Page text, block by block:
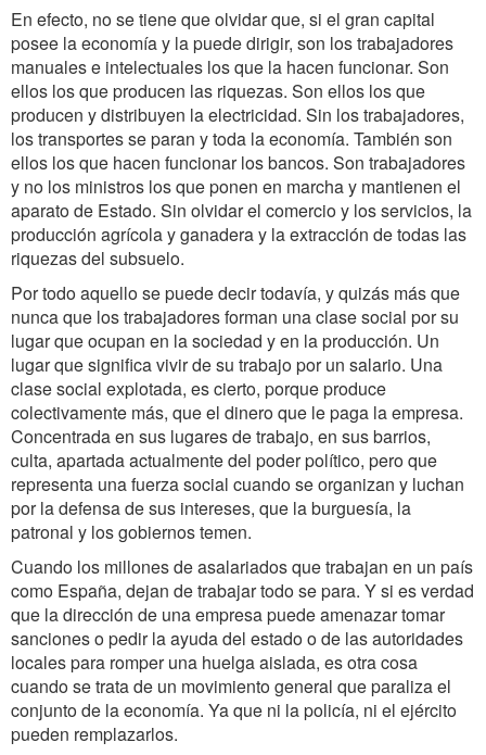
En efecto, no se tiene que olvidar que, si el gran capital
posee la economía y la puede dirigir, son los trabajadores
manuales e intelectuales los que la hacen funcionar. Son
ellos los que producen las riquezas. Son ellos los que
producen y distribuyen la electricidad. Sin los trabajadores,
los transportes se paran y toda la economía. También son
ellos los que hacen funcionar los bancos. Son trabajadores
y no los ministros los que ponen en marcha y mantienen el
aparato de Estado. Sin olvidar el comercio y los servicios, la
producción agrícola y ganadera y la extracción de todas las
riquezas del subsuelo.
Por todo aquello se puede decir todavía, y quizás más que
nunca que los trabajadores forman una clase social por su
lugar que ocupan en la sociedad y en la producción. Un
lugar que significa vivir de su trabajo por un salario. Una
clase social explotada, es cierto, porque produce
colectivamente más, que el dinero que le paga la empresa.
Concentrada en sus lugares de trabajo, en sus barrios,
culta, apartada actualmente del poder político, pero que
representa una fuerza social cuando se organizan y luchan
por la defensa de sus intereses, que la burguesía, la
patronal y los gobiernos temen.
Cuando los millones de asalariados que trabajan en un país
como España, dejan de trabajar todo se para. Y si es verdad
que la dirección de una empresa puede amenazar tomar
sanciones o pedir la ayuda del estado o de las autoridades
locales para romper una huelga aislada, es otra cosa
cuando se trata de un movimiento general que paraliza el
conjunto de la economía. Ya que ni la policía, ni el ejército
pueden remplazarlos.